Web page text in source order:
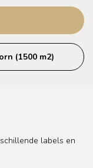
(1500 m2)
labels en